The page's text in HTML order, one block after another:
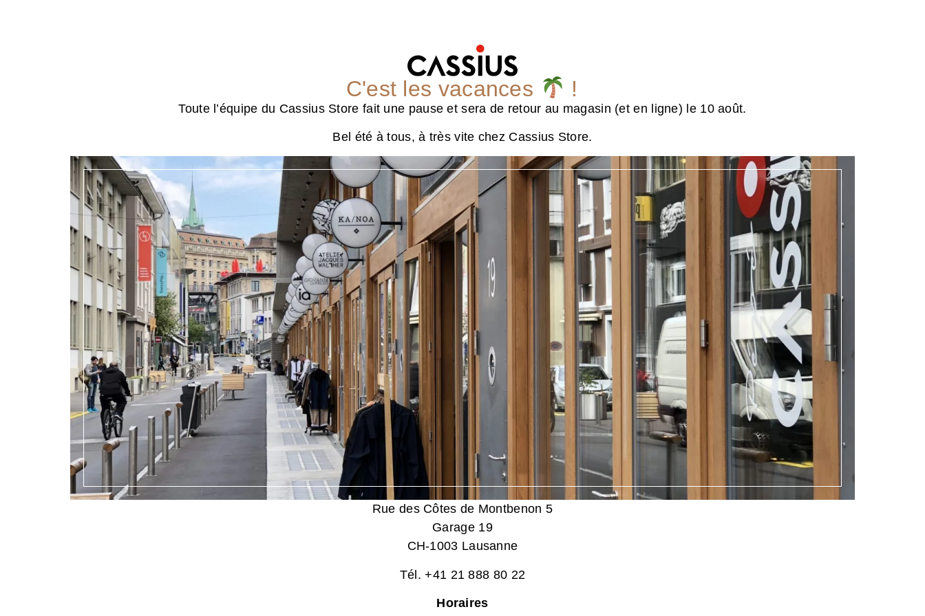
C'est les vacances !
Toute l’équipe du Cassius Store fait une pause et sera de retour au magasin (et en ligne) le 10 août.
Bel été à tous, à très vite chez Cassius Store.
Rue des Côtes de Montbenon 5
Garage 19
CH-1003 Lausanne
Tél. +41 21 888 80 22
Horaires